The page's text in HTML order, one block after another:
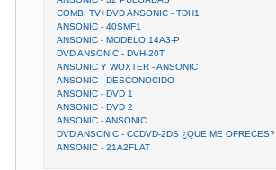
COMBI TV+DVD ANSONIC - TDH1
ANSONIC - 40SMF1
ANSONIC - MODELO 14A3-P
DVD ANSONIC - DVH-20T
ANSONIC Y WOXTER - ANSONIC
ANSONIC - DESCONOCIDO
ANSONIC - DVD 1
ANSONIC - DVD 2
ANSONIC - ANSONIC
DVD ANSONIC - CCDVD-2DS ¿QUE ME OFRECES?
ANSONIC - 21A2FLAT